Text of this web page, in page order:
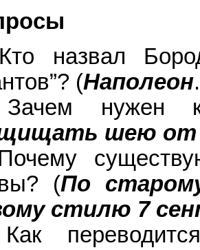
назвал
(Наполеон
нужен
шею от
(По
стилю 7